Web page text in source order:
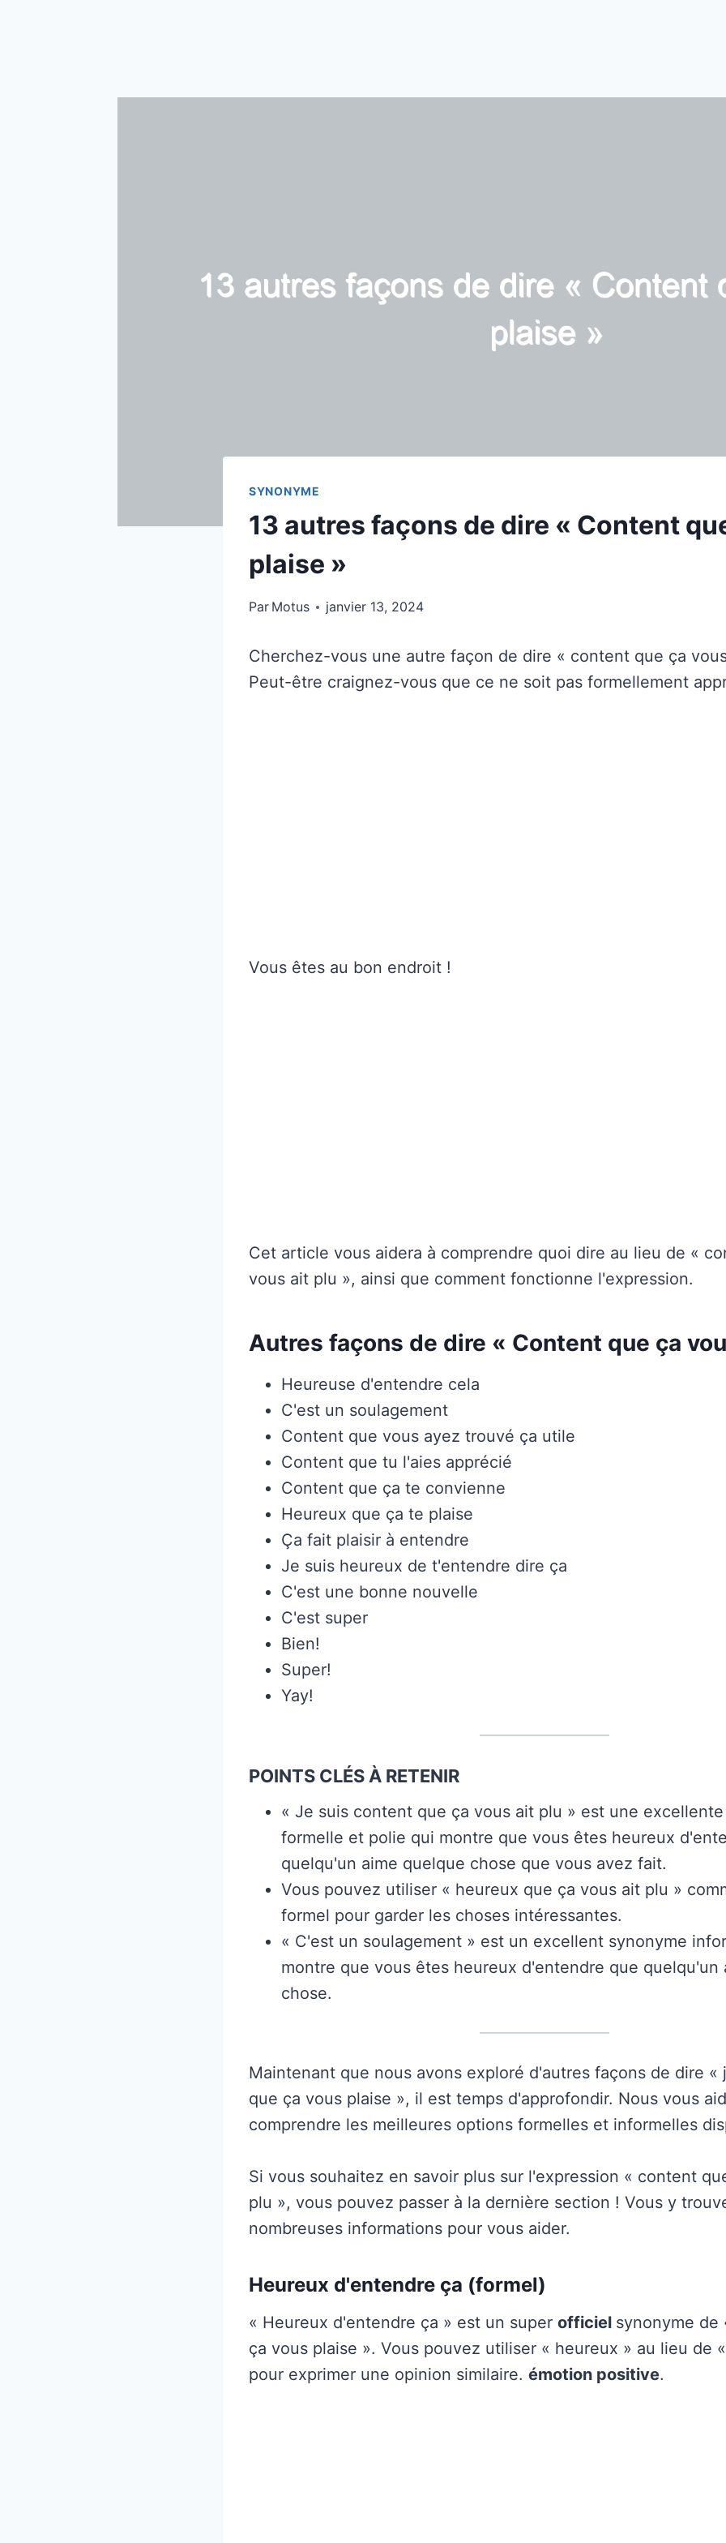
SYNONYME
13 autres façons de dire « Content
plaise »
Par Motus janvier 13, 2024
Cherchez-vous une autre façon de dire « content que ça
Peut-être craignez-vous que ce ne soit pas formellement
Vous êtes au bon endroit !
Cet article vous aidera à comprendre quoi dire au lieu de «
vous ait plu », ainsi que comment fonctionne l'expression.
Autres façons de dire « Content que ça
Heureuse d'entendre cela
C'est un soulagement
Content que vous ayez trouvé ça utile
Content que tu l'aies apprécié
Content que ça te convienne
Heureux que ça te plaise
Ça fait plaisir à entendre
Je suis heureux de t'entendre dire ça
C'est une bonne nouvelle
C'est super
Bien!
Super!
Yay!
POINTS CLÉS À RETENIR
« Je suis content que ça vous ait plu » est une
formelle et polie qui montre que vous êtes heureux
quelqu'un aime quelque chose que vous avez fait.
Vous pouvez utiliser « heureux que ça vous ait plu »
formel pour garder les choses intéressantes.
« C'est un soulagement » est un excellent synonyme
montre que vous êtes heureux d'entendre que quelqu'un
chose.
Maintenant que nous avons exploré d'autres façons de dire «
que ça vous plaise », il est temps d'approfondir. Nous vous
comprendre les meilleures options formelles et informelles
Si vous souhaitez en savoir plus sur l'expression « content
plu », vous pouvez passer à la dernière section ! Vous y
nombreuses informations pour vous aider.
Heureux d'entendre ça (formel)
« Heureux d'entendre ça » est un super officiel synonyme de
ça vous plaise ». Vous pouvez utiliser « heureux » au lieu de
pour exprimer une opinion similaire. émotion positive.